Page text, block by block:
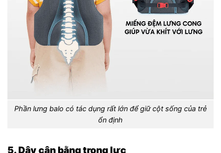
Phần lưng balo có tác dụng rất lớn để giữ cột sống của trẻ
ổn định
5. Dây cân bằng trọng lực